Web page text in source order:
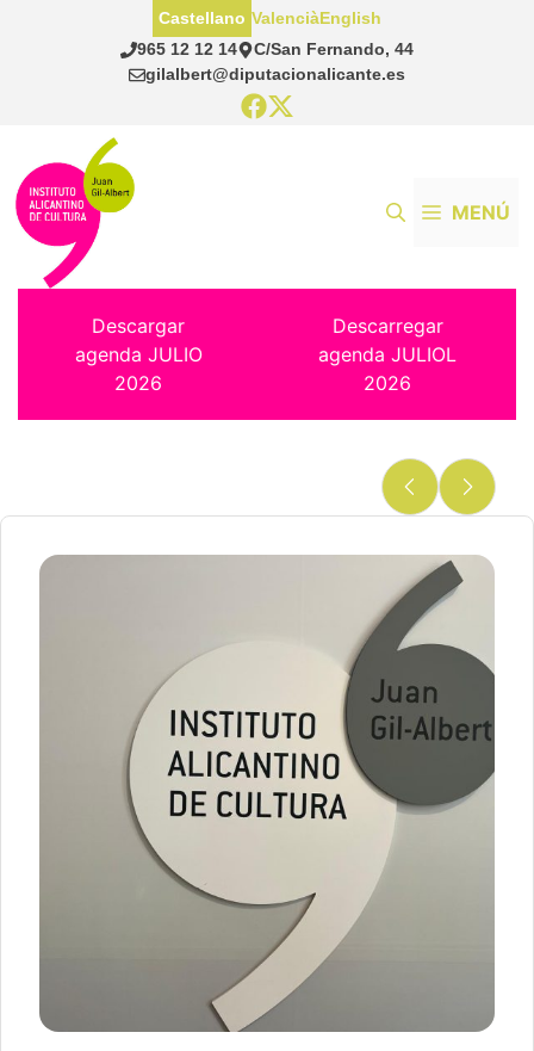
965 12 12 14
C/San Fernando, 44
gilalbert@diputacionalicante.es
Castellano ValenciàEnglish
MENÚ
Descargar
agenda JULIO
2026
Descarregar
agenda JULIOL
2026